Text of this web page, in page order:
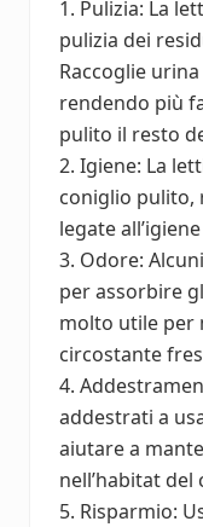
1. Pulizia: La
pulizia dei
Raccoglie
rendendo più
pulito il resto
2. Igiene: La
coniglio pulito,
legate
3. Odore:
per assorbire
molto utile per
circostante
4.
addestrati a
aiutare a
nell’habitat del
5. Risparmio: